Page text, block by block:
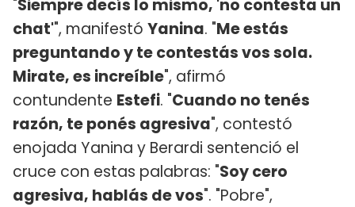
"Siempre decís lo mismo, 'no contesta un
chat'", manifestó Yanina. "Me estás
preguntando y te contestás vos sola.
Mirate, es increíble", afirmó
contundente Estefi. "Cuando no tenés
razón, te ponés agresiva", contestó
enojada Yanina y Berardi sentenció el
cruce con estas palabras: "Soy cero
agresiva, hablás de vos". "Pobre",